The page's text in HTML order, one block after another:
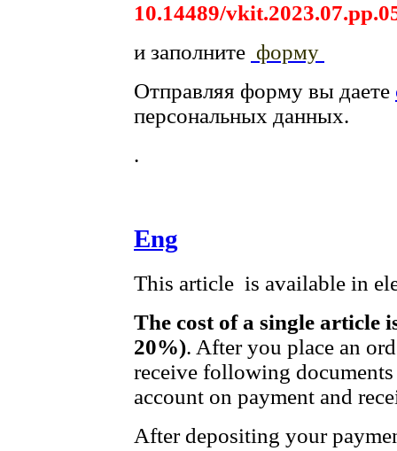
10.14489/
и заполните форму
Отправляя форму вы даете
персональных данных.
.
Eng
This article is available in
The cost of a single article
20%). After you place an
receive following
account on payment and
After depositing your